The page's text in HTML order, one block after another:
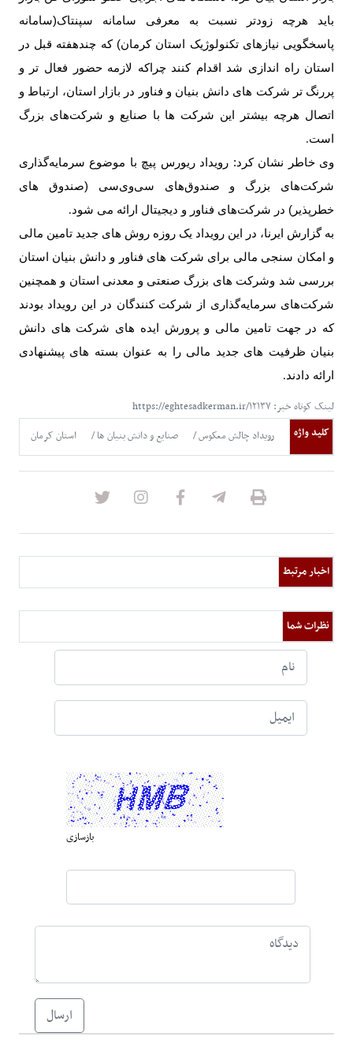
باید هرچه زودتر نسبت به معرفی سامانه سپنتاک(سامانه
پاسخگویی نیازهای تکنولوژیک استان کرمان) که چندهفته قبل در
استان راه اندازی شد اقدام کنند چراکه لازمه حضور فعال تر و
پررنگ تر شرکت های دانش بنیان و فناور در بازار استان، ارتباط و
اتصال هرچه بیشتر این شرکت ها با صنایع و شرکت‌های بزرگ
است.
وی خاطر نشان کرد: رویداد ریورس پیچ با موضوع سرمایه‌گذاری
شرکت‌های بزرگ و صندوق‌های سی‌وی‌سی (صندوق های
خطرپذیر) در شرکت‌های فناور و دیجیتال ارائه می شود.
به گزارش ایرنا، در این رویداد یک روزه روش های جدید تامین مالی
و امکان سنجی مالی برای شرکت های فناور و دانش بنیان استان
بررسی شد وشرکت های بزرگ صنعتی و معدنی استان و همچنین
شرکت‌های سرمایه‌گذاری از شرکت کنندگان در این رویداد بودند
که در جهت تامین مالی و پرورش ایده های شرکت های دانش
بنیان ظرفیت های جدید مالی را به عنوان بسته های پیشنهادی
ارائه دادند.
لینک کوتاه خبر: https://eghtesadkerman.ir/۱۲۱۳۷
کلید واژه
رویداد چالش معکوس صنایع و دانش بنیان ها استان کرمان
اخبار مرتبط
نظرات شما
بازسازی
ارسال